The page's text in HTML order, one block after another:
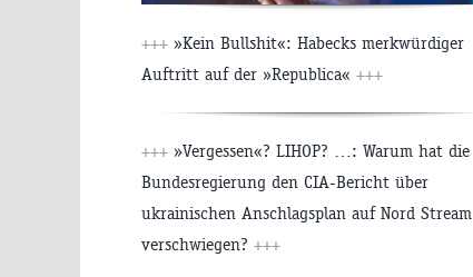
+++ »Kein Bullshit«: Habecks merkwürdiger
Auftritt auf der »Republica« +++
+++ »Vergessen«? LIHOP? …: Warum hat die
Bundesregierung den CIA-Bericht über
ukrainischen Anschlagsplan auf Nord Stream
verschwiegen? +++